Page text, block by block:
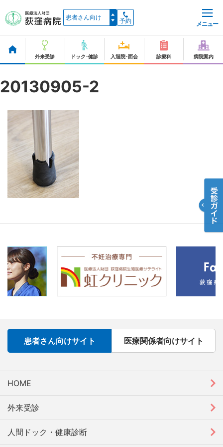
予約 メニュー
外来受診 ドック･健診 入退院･面会 診療科 病院案内
20130905-2
患者さん向けサイト 医療関係者向けサイト
HOME
外来受診
人間ドック・健康診断